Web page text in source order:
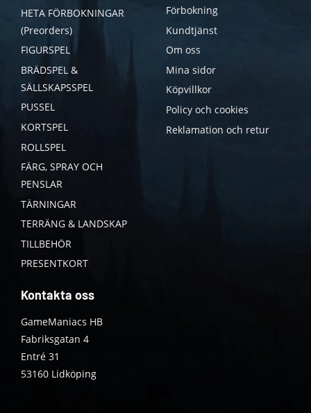
HETA FÖRBOKNINGAR
(Preorders)
FIGURSPEL
BRÄDSPEL &
SÄLLSKAPSSPEL
PUSSEL
KORTSPEL
ROLLSPEL
FÄRG, SPRAY OCH
PENSLAR
TÄRNINGAR
TERRÄNG & LANDSKAP
TILLBEHÖR
PRESENTKORT
Förbokning
Kundtjänst
Om oss
Mina sidor
Köpvillkor
Policy och cookies
Reklamation och retur
Kontakta oss
GameManiacs HB
Fabriksgatan 4
Entré 31
53160 Lidköping